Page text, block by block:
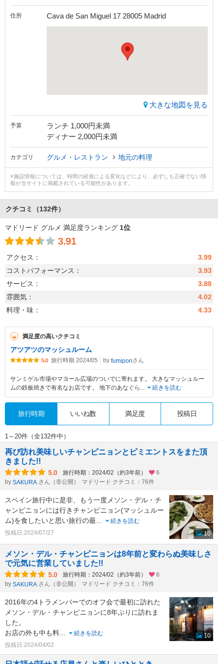
住所 Cava de San Miguel 17 28005 Madrid
大きな地図を見る
予算
ランチ 1,000円未満
ディナー 2,000円未満
カテゴリ グルメ・レストラン 地元の料理
※施設情報については、時間の経過による変化などにより、必ずしも正確でない情
報が当サイトに掲載されている可能性があります。
クチコミ （132件）
マドリード グルメ 満足度ランキング 1位
3.91
アクセス：
3.99
コストパフォーマンス：
3.93
サービス：
3.88
雰囲気：
4.02
料理・味：
4.33
満足度の高いクチコミ
アツアツのマッシュルーム
5.0 旅行時期 2024/05 by fumiponさん
サンミゲル市場やマヨール広場のついでに寄れます。 大きなマッシュルー
ムの鉄板焼きで有名なお店です。 地下のあなぐら ... 続きを読む
旅行時期 いいね数 満足度 投稿日
1～20件（全132件中）
再び訪れ美味しいチャンピニョンとピミエントスをまた頂
きました!!
5.0 旅行時期：2024/02（約3年前）
6
by SAKURA さん（非公開） マドリード クチコミ：76件
スペイン旅行中に是非、もう一度メソン・デル・チ
ャンピニョンには行きチャンピニョン(マッシュルー
ム)を食したいと思い旅行の最
続きを読む
投稿日:2024/07/27
10
メソン・デル・チャンピニョンは8年前と変わらぬ美味しさ
で元気に営業していました!!
5.0 旅行時期：2024/02（約3年前）
6
by SAKURA さん（非公開） マドリード クチコミ：76件
2016年の4トラメンバーでのオフ会で最初に訪れた
メソン・デル・チャンピニョンに8年ぶりに訪れま
した。
お店の外も中も料
続きを読む
投稿日:2024/04/02
10